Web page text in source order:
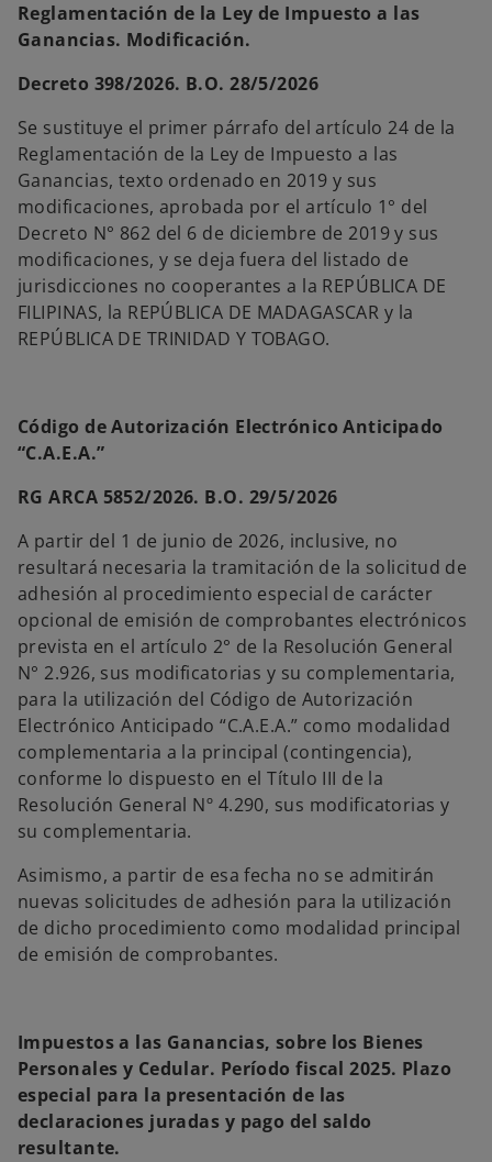
Reglamentación de la Ley de Impuesto a las
Ganancias. Modificación.
Decreto 398/2026. B.O. 28/5/2026
Se sustituye el primer párrafo del artículo 24 de la
Reglamentación de la Ley de Impuesto a las
Ganancias, texto ordenado en 2019 y sus
modificaciones, aprobada por el artículo 1° del
Decreto N° 862 del 6 de diciembre de 2019 y sus
modificaciones, y se deja fuera del listado de
jurisdicciones no cooperantes a la REPÚBLICA DE
FILIPINAS, la REPÚBLICA DE MADAGASCAR y la
REPÚBLICA DE TRINIDAD Y TOBAGO.
Código de Autorización Electrónico Anticipado
“C.A.E.A.”
RG ARCA 5852/2026. B.O. 29/5/2026
A partir del 1 de junio de 2026, inclusive, no
resultará necesaria la tramitación de la solicitud de
adhesión al procedimiento especial de carácter
opcional de emisión de comprobantes electrónicos
prevista en el artículo 2° de la Resolución General
N° 2.926, sus modificatorias y su complementaria,
para la utilización del Código de Autorización
Electrónico Anticipado “C.A.E.A.” como modalidad
complementaria a la principal (contingencia),
conforme lo dispuesto en el Título III de la
Resolución General Nº 4.290, sus modificatorias y
su complementaria.
Asimismo, a partir de esa fecha no se admitirán
nuevas solicitudes de adhesión para la utilización
de dicho procedimiento como modalidad principal
de emisión de comprobantes.
Impuestos a las Ganancias, sobre los Bienes
Personales y Cedular. Período fiscal 2025. Plazo
especial para la presentación de las
declaraciones juradas y pago del saldo
resultante.